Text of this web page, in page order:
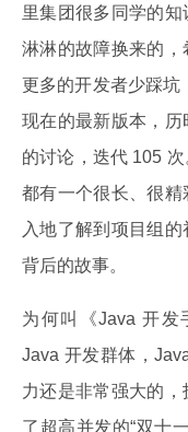
里集团很多同学的
淋淋的故障换来的
更多的开发者少踩坑
现在的最新版本，
的讨论，迭代 105
都有一个很长、很
入地了解到项目组
背后的故事。
为何叫《Java 开
Java 开发群体，
力还是非常强大的
了超高并发的“双十